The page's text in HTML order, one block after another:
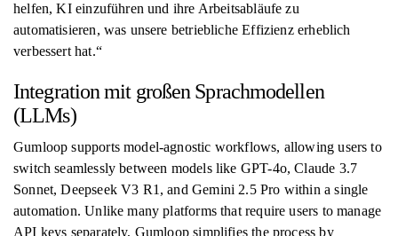
helfen, KI einzuführen und ihre Arbeitsabläufe zu
automatisieren, was unsere betriebliche Effizienz erheblich
verbessert hat.“
Integration mit großen Sprachmodellen
(LLMs)
Gumloop supports model-agnostic workflows, allowing users to
switch seamlessly between models like GPT-4o, Claude 3.7
Sonnet, Deepseek V3 R1, and Gemini 2.5 Pro within a single
automation. Unlike many platforms that require users to manage
API keys separately, Gumloop simplifies the process by